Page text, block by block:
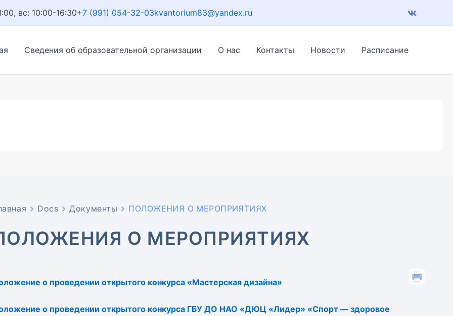
вс: 10:00-16:30+7 (991) 054-32-03kvantorium83@yandex.ru
Сведения об образовательной организации О нас Контакты Новости Расписание
Docs Документы ПОЛОЖЕНИЯ О МЕРОПРИЯТИЯХ
О МЕРОПРИЯТИЯХ
о проведении открытого конкурса «Мастерская дизайна»
о проведении открытого конкурса ГБУ ДО НАО «ДЮЦ «Лидер» «Спорт — здоровое